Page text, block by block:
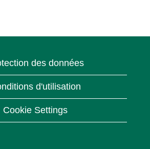
des données
d'utilisation
Cookie Settings